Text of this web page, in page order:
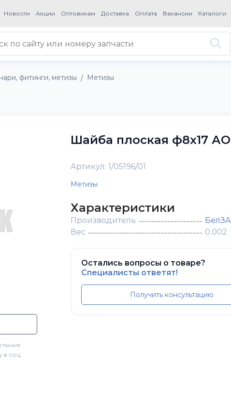
Новости Акции Оптовикам Доставка Оплата Вакансии Каталоги
фитинги, метизы / Метизы
в соц.
Шайба плоская ф8х17
Артикул: 1/05196/01
Метизы
Характеристики
Производитель
Вес
0.002
Остались вопросы о товаре?
Специалисты ответят!
Получить консультацию